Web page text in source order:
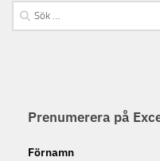
Sök
efter:
Prenumerera på
Förnamn